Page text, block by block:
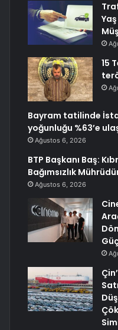
15
Bayram tatilinde
yoğunluğu %63’e
Ağustos 6, 2026
BTP Başkanı Baş:
Bağımsızlık
Ağustos 6, 2026